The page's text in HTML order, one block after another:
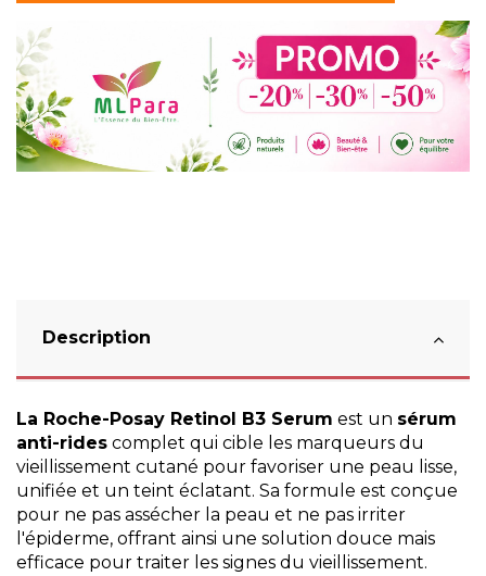
Description
La Roche-Posay Retinol B3 Serum est un sérum
anti-rides complet qui cible les marqueurs du
vieillissement cutané pour favoriser une peau lisse,
unifiée et un teint éclatant. Sa formule est conçue
pour ne pas assécher la peau et ne pas irriter
l'épiderme, offrant ainsi une solution douce mais
efficace pour traiter les signes du vieillissement.